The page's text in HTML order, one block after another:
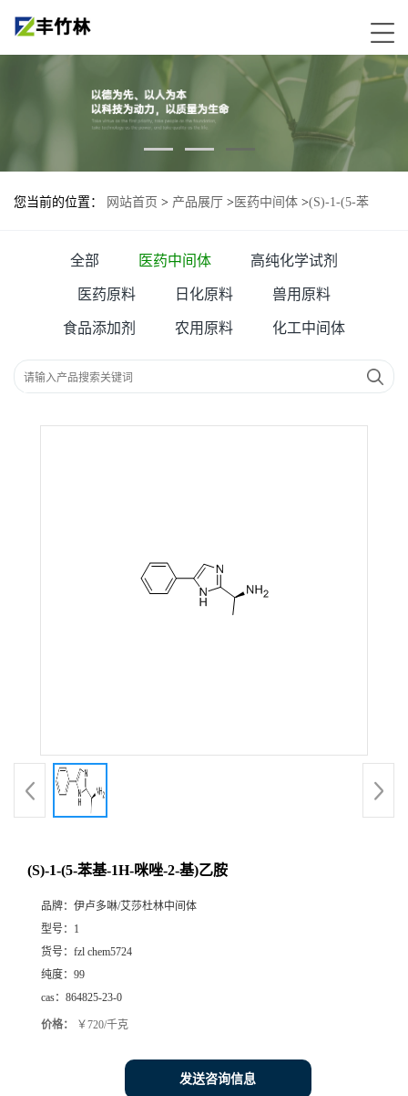
您当前的位置： 网站首页 > 产品展厅 > 医药中间体 >(S)-1-(5-苯
全部 医药中间体 高纯化学试剂
医药原料 日化原料 兽用原料
食品添加剂 农用原料 化工中间体
(S)-1-(5-苯基-1H-咪唑-2-基)乙胺
品牌： 伊卢多啉/艾莎杜林中间体
型号： 1
货号： fzl chem5724
纯度： 99
cas： 864825-23-0
价格： ￥720/千克
发送咨询信息